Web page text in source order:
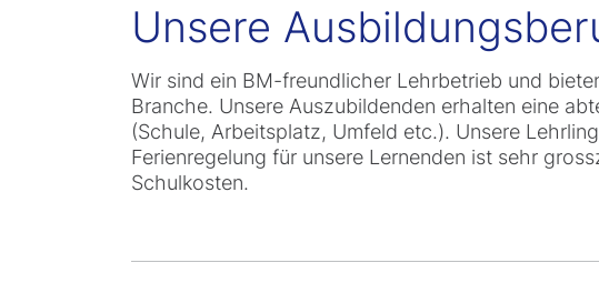
Unsere
Wir sind ein BM-freundlicher Lehrbetrieb und
Branche. Unsere Auszubildenden erhalten eine
(Schule, Arbeitsplatz, Umfeld etc.). Unsere
Ferienregelung für unsere Lernenden ist sehr
Schulkosten.